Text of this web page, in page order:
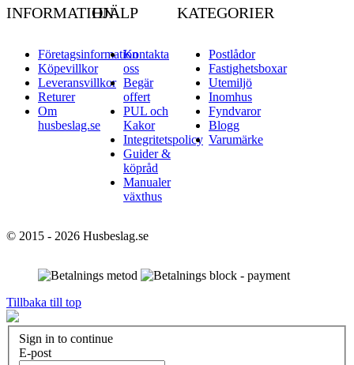
INFORMATION
Företagsinformation
Köpevillkor
Leveransvillkor
Returer
Om
husbeslag.se
HJÄLP
Kontakta
oss
Begär
offert
PUL och
Kakor
Integritetspolicy
Guider &
köpråd
Manualer
växthus
KATEGORIER
Postlådor
Fastighetsboxar
Utemiljö
Inomhus
Fyndvaror
Blogg
Varumärke
© 2015 - 2026 Husbeslag.se
Tillbaka till top
Sign in to continue
E-post